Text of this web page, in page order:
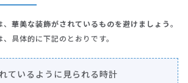
華美な装飾がされているものを避けましょう。
具体的に下記のとおりです。
ているように見られる時計